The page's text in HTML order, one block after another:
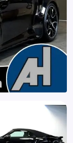
Plus)